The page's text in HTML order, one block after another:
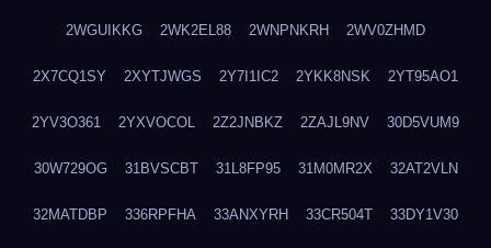
2WGUIKKG 2WK2EL88 2WNPNKRH 2WV0ZHMD
2X7CQ1SY 2XYTJWGS 2Y7I1IC2 2YKK8NSK 2YT95AO1
2YV3O361 2YXVOCOL 2Z2JNBKZ 2ZAJL9NV 30D5VUM9
30W729OG 31BVSCBT 31L8FP95 31M0MR2X 32AT2VLN
32MATDBP 336RPFHA 33ANXYRH 33CR504T 33DY1V30